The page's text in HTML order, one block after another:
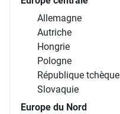
Allemagne
Autriche
Hongrie
Pologne
République tchèque
Slovaquie
Europe du Nord